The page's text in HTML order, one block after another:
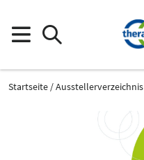
Startseite Ausstellerverzeichnis